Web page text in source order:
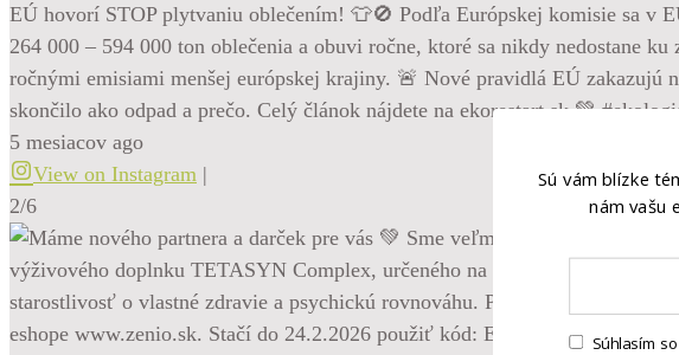
EÚ hovorí STOP plytvaniu oblečením! 👕🚫 Podľa Európskej komisie sa v
264 000 – 594 000 ton oblečenia a obuvi ročne, ktoré sa nikdy nedostane
ročnými emisiami menšej európskej krajiny. 🚨 Nové pravidlá EÚ
skončilo ako odpad a prečo. Celý článok nájdete na ekorestart.sk 💚
5 mesiacov ago
View on Instagram |
2/6
Sú vám blízke
nám vašu
Súhlasím